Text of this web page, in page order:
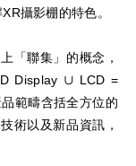
攝影棚的特色。
「聯集」的概念，
Display ∪ LCD =
範疇含括全方位的
術以及新品資訊，